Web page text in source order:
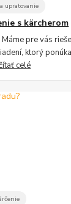
upratovanie
s kärcherom
Máme pre vás
ktorý
celé